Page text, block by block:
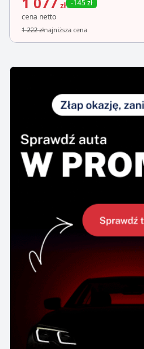
zł -145 zł
cena netto
1 222 złnajniższa cena